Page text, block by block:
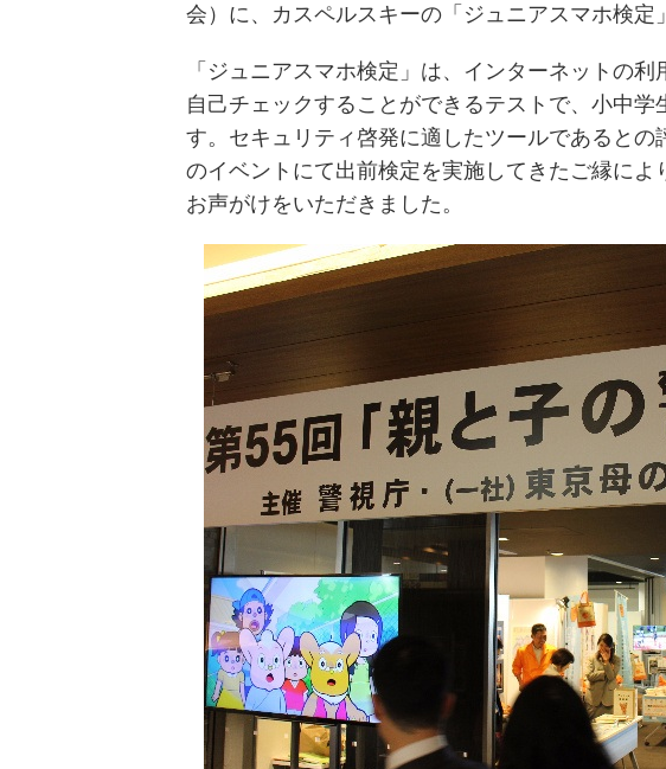
会）に、カスペルスキーの「ジュニアスマホ検定
「ジュニアスマホ検定」は、インターネットの
自己チェックすることができるテストで、小中学
す。セキュリティ啓発に適したツールであると
のイベントにて出前検定を実施してきたご縁に
お声がけをいただきました。